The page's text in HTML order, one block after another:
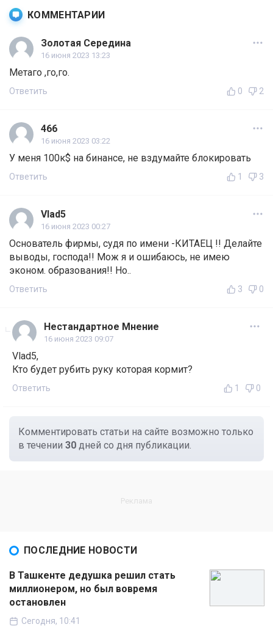
КОММЕНТАРИИ
Золотая Середина
16 июня 2023 13:23
Метаго ,го,го.
Ответить 0 2
466
16 июня 2023 03:22
У меня 100к$ на бинансе, не вздумайте блокировать
Ответить 1 3
Vlad5
16 июня 2023 00:27
Основатель фирмы, судя по имени -КИТАЕЦ !! Делайте
выводы, господа!! Мож я и ошибаюсь, не имею
эконом. образования!! Но..
Ответить 3 0
Нестандартное Мнение
16 июня 2023 09:07
Vlad5,
Кто будет рубить руку которая кормит?
Ответить 1 0
Комментировать статьи на сайте возможно только
в течении 30 дней со дня публикации.
ПОСЛЕДНИЕ НОВОСТИ
В Ташкенте дедушка решил стать
миллионером, но был вовремя
остановлен
Сегодня, 10:41